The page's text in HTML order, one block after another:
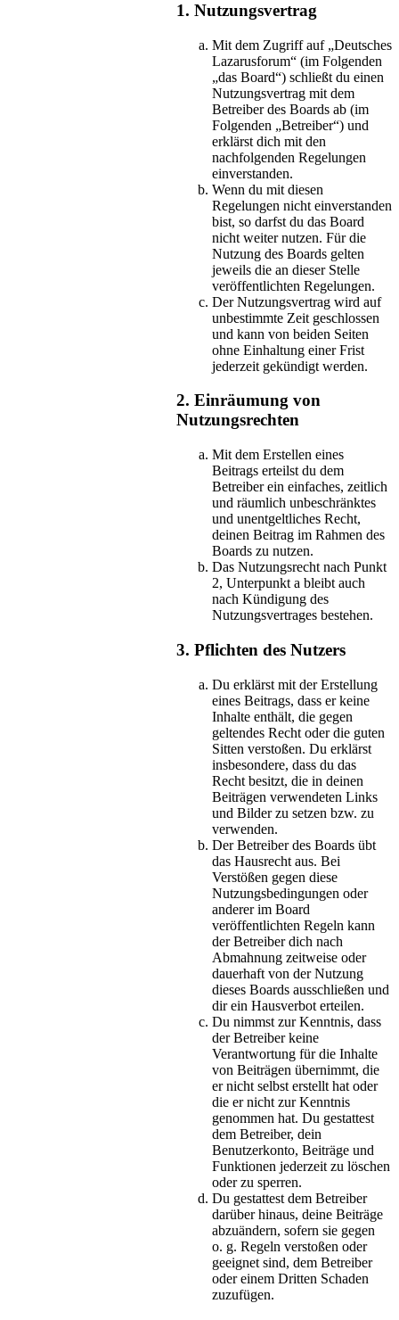
1. Nutzungsvertrag
Mit dem Zugriff auf „Deutsches
Lazarusforum“ (im Folgenden
„das Board“) schließt du einen
Nutzungsvertrag mit dem
Betreiber des Boards ab (im
Folgenden „Betreiber“) und
erklärst dich mit den
nachfolgenden Regelungen
einverstanden.
Wenn du mit diesen
Regelungen nicht einverstanden
bist, so darfst du das Board
nicht weiter nutzen. Für die
Nutzung des Boards gelten
jeweils die an dieser Stelle
veröffentlichten Regelungen.
Der Nutzungsvertrag wird auf
unbestimmte Zeit geschlossen
und kann von beiden Seiten
ohne Einhaltung einer Frist
jederzeit gekündigt werden.
2. Einräumung von
Nutzungsrechten
Mit dem Erstellen eines
Beitrags erteilst du dem
Betreiber ein einfaches, zeitlich
und räumlich unbeschränktes
und unentgeltliches Recht,
deinen Beitrag im Rahmen des
Boards zu nutzen.
Das Nutzungsrecht nach Punkt
2, Unterpunkt a bleibt auch
nach Kündigung des
Nutzungsvertrages bestehen.
3. Pflichten des Nutzers
Du erklärst mit der Erstellung
eines Beitrags, dass er keine
Inhalte enthält, die gegen
geltendes Recht oder die guten
Sitten verstoßen. Du erklärst
insbesondere, dass du das
Recht besitzt, die in deinen
Beiträgen verwendeten Links
und Bilder zu setzen bzw. zu
verwenden.
Der Betreiber des Boards übt
das Hausrecht aus. Bei
Verstößen gegen diese
Nutzungsbedingungen oder
anderer im Board
veröffentlichten Regeln kann
der Betreiber dich nach
Abmahnung zeitweise oder
dauerhaft von der Nutzung
dieses Boards ausschließen und
dir ein Hausverbot erteilen.
Du nimmst zur Kenntnis, dass
der Betreiber keine
Verantwortung für die Inhalte
von Beiträgen übernimmt, die
er nicht selbst erstellt hat oder
die er nicht zur Kenntnis
genommen hat. Du gestattest
dem Betreiber, dein
Benutzerkonto, Beiträge und
Funktionen jederzeit zu löschen
oder zu sperren.
Du gestattest dem Betreiber
darüber hinaus, deine Beiträge
abzuändern, sofern sie gegen
o. g. Regeln verstoßen oder
geeignet sind, dem Betreiber
oder einem Dritten Schaden
zuzufügen.